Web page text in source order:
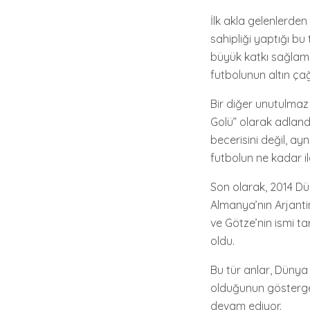
İlk akla gelenlerden
sahipliği yaptığı
büyük katkı
futbolunun altın
Bir diğer unutulmaz
Golü” olarak
becerisini değil,
futbolun ne kadar
Son olarak, 2014
Almanya’nın
ve Götze’nin ismi
oldu.
Bu tür anlar,
olduğunun
devam ediyor.